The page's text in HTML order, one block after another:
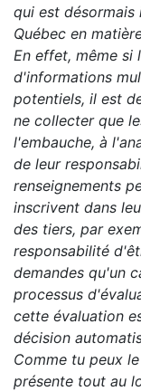
qui est désormais
Québec en
En effet, même si
d'informations
potentiels, il est
ne collecter que
l'embauche, à
de leur
renseignements
inscrivent dans
des tiers, par
responsabilité
demandes qu'un
processus
cette évaluation
décision
Comme tu peux
présente tout au